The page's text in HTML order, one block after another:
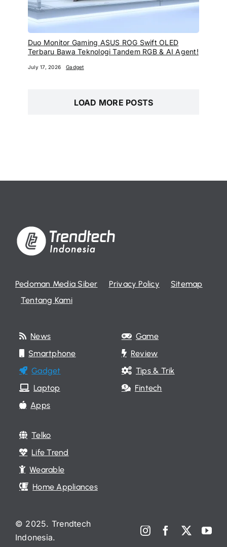
Duo Monitor Gaming ASUS ROG Swift OLED
Terbaru Bawa Teknologi Tandem RGB & AI Agent!
July 17, 2026 Gadget
LOAD MORE POSTS
Pedoman Media Siber Privacy Policy
Sitemap
Tentang Kami
News
Smartphone
Gadget
Laptop
Apps
Game
Review
Tips & Trik
Fintech
Telko
Life Trend
Wearable
Home Appliances
© 2025. Trendtech
Indonesia.